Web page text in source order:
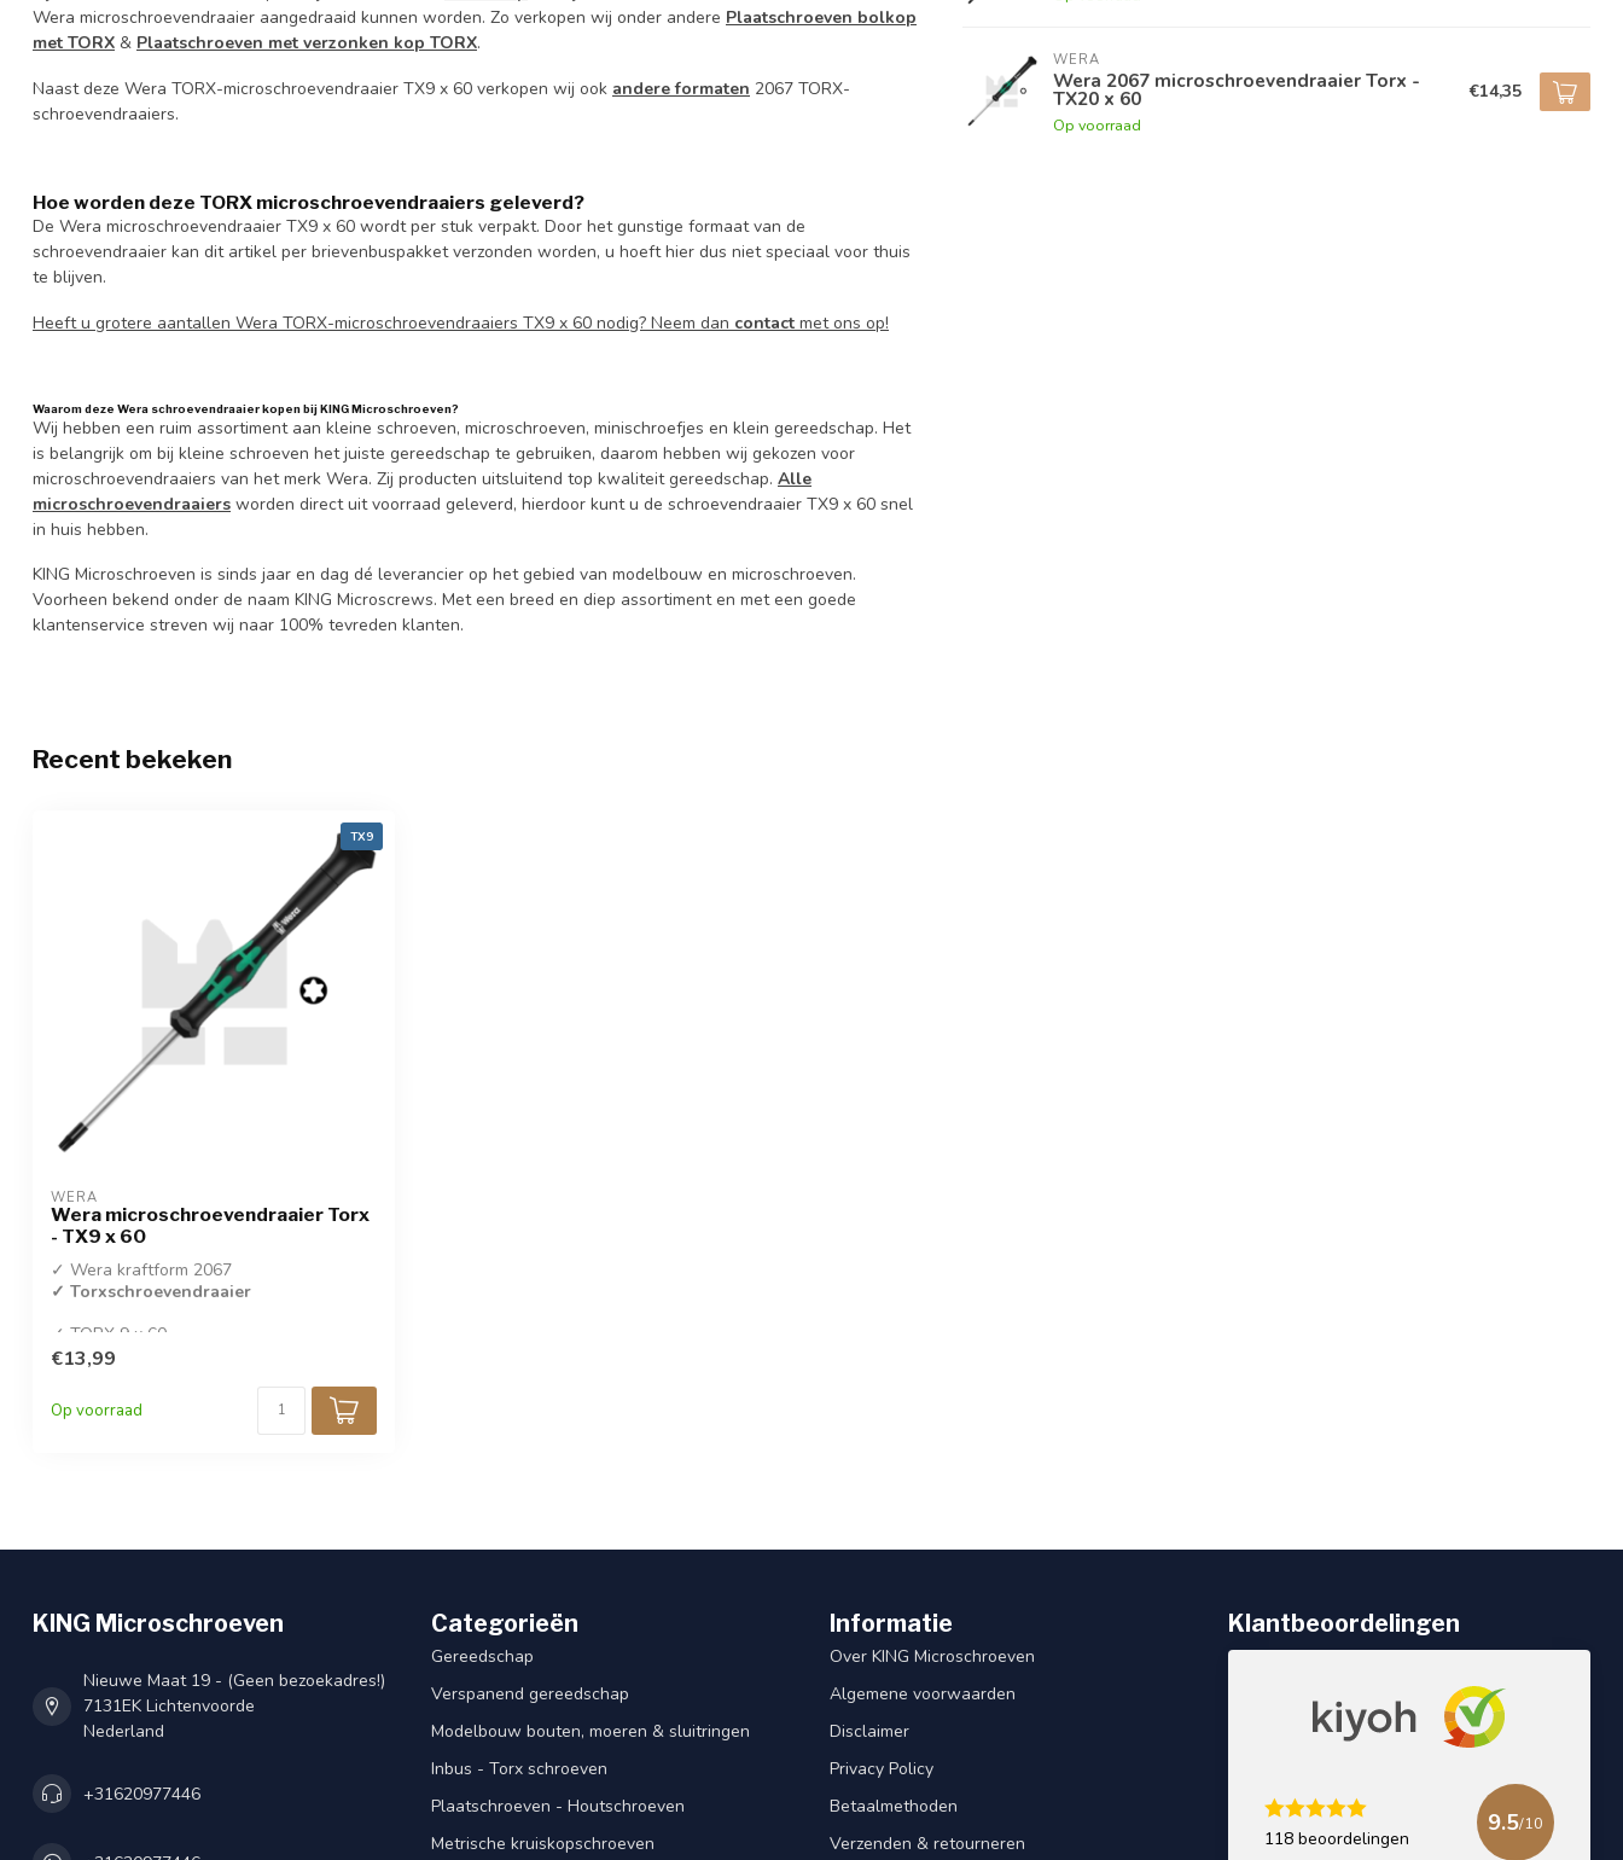
Wera microschroevendraaier aangedraaid kunnen worden. Zo verkopen wij onder andere Plaatschroeven bolkop
met TORX & Plaatschroeven met verzonken kop TORX.
Naast deze Wera TORX-microschroevendraaier TX9 x 60 verkopen wij ook andere formaten 2067 TORX-
schroevendraaiers.
Hoe worden deze TORX microschroevendraaiers geleverd?
De Wera microschroevendraaier TX9 x 60 wordt per stuk verpakt. Door het gunstige formaat van de
schroevendraaier kan dit artikel per brievenbuspakket verzonden worden, u hoeft hier dus niet speciaal voor thuis
te blijven.
Heeft u grotere aantallen Wera TORX-microschroevendraaiers TX9 x 60 nodig? Neem dan contact met ons op!
Waarom deze Wera schroevendraaier kopen bij KING Microschroeven?
Wij hebben een ruim assortiment aan kleine schroeven, microschroeven, minischroefjes en klein gereedschap. Het
is belangrijk om bij kleine schroeven het juiste gereedschap te gebruiken, daarom hebben wij gekozen voor
microschroevendraaiers van het merk Wera. Zij producten uitsluitend top kwaliteit gereedschap. Alle
microschroevendraaiers worden direct uit voorraad geleverd, hierdoor kunt u de schroevendraaier TX9 x 60 snel
in huis hebben.
KING Microschroeven is sinds jaar en dag dé leverancier op het gebied van modelbouw en microschroeven.
Voorheen bekend onder de naam KING Microscrews. Met een breed en diep assortiment en met een goede
klantenservice streven wij naar 100% tevreden klanten.
WERA
Wera 2067 microschroevendraaier Torx -
TX20 x 60
Op voorraad
€14,35
Recent bekeken
TX9
WERA
Wera microschroevendraaier Torx
- TX9 x 60
✓ Wera kraftform 2067
✓ Torxschroevendraaier
✓ TORX 9 x 60
✓ Per stuk verkocht
€13,99
Op voorraad
KING Microschroeven
Nieuwe Maat 19 - (Geen bezoekadres!)
7131EK Lichtenvoorde
Nederland
+31620977446
Categorieën
Gereedschap
Verspanend gereedschap
Modelbouw bouten, moeren & sluitringen
Inbus - Torx schroeven
Plaatschroeven - Houtschroeven
Metrische kruiskopschroeven
Informatie
Over KING Microschroeven
Algemene voorwaarden
Disclaimer
Privacy Policy
Betaalmethoden
Verzenden & retourneren
Klantbeoordelingen
118 beoordelingen
9.5/10